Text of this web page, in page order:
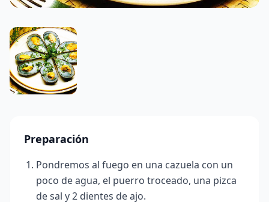
Preparación
Pondremos al fuego en una cazuela con un
poco de agua, el puerro troceado, una pizca
de sal y 2 dientes de ajo.